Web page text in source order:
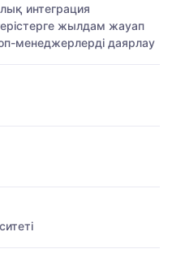
интеграция
жылдам жауап
менеджерлерді даярлау